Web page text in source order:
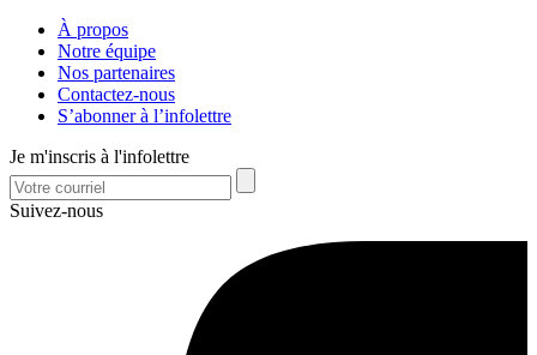
À propos
Notre équipe
Nos partenaires
Contactez-nous
S’abonner à l’infolettre
Je m'inscris à l'infolettre
Suivez-nous